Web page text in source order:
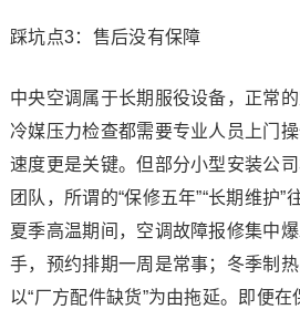
踩坑点3：售后没有保障
中央空调属于长期服役设备，正常
冷媒压力检查都需要专业人员上门
速度更是关键。但部分小型安装公
团队，所谓的“保修五年”“长期维护
夏季高温期间，空调故障报修集中
手，预约排期一周是常事；冬季制
以“厂方配件缺货”为由拖延。即便